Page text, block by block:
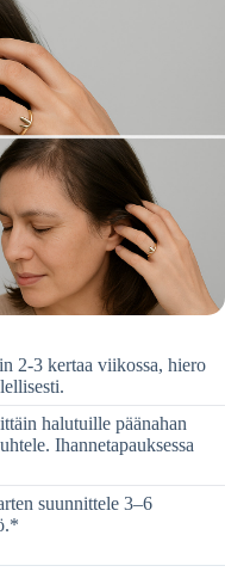
2-3 kertaa viikossa, hiero
halutuille päänahan
Ihannetapauksessa
suunnittele 3–6